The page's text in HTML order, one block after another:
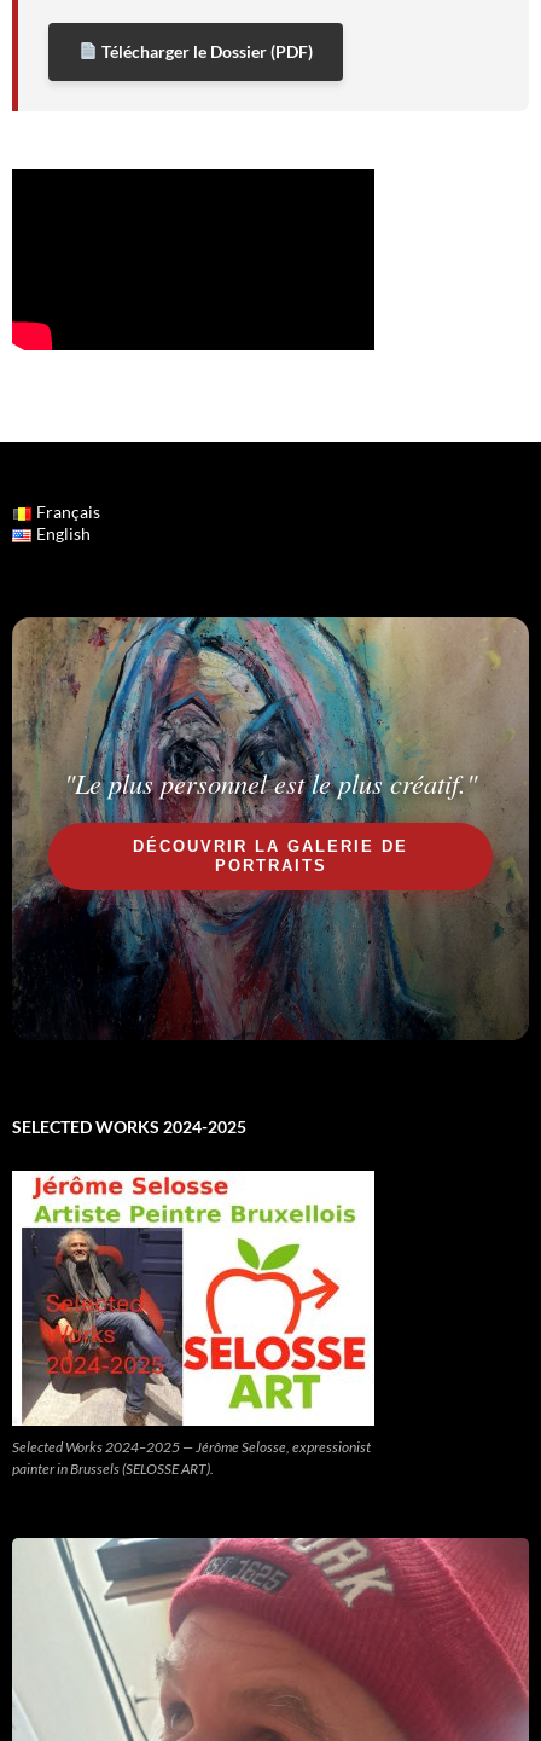
Télécharger le Dossier (PDF)
Français
English
"Le plus personnel est le plus créatif."
DÉCOUVRIR LA GALERIE DE
PORTRAITS
SELECTED WORKS 2024-2025
Selected Works 2024–2025 — Jérôme Selosse, expressionist
painter in Brussels (SELOSSE ART).